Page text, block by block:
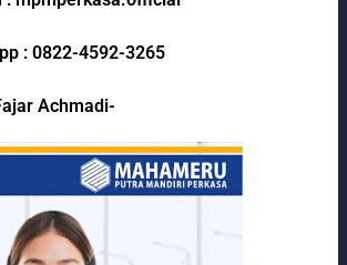
: 0822-4592-3265
Achmadi-